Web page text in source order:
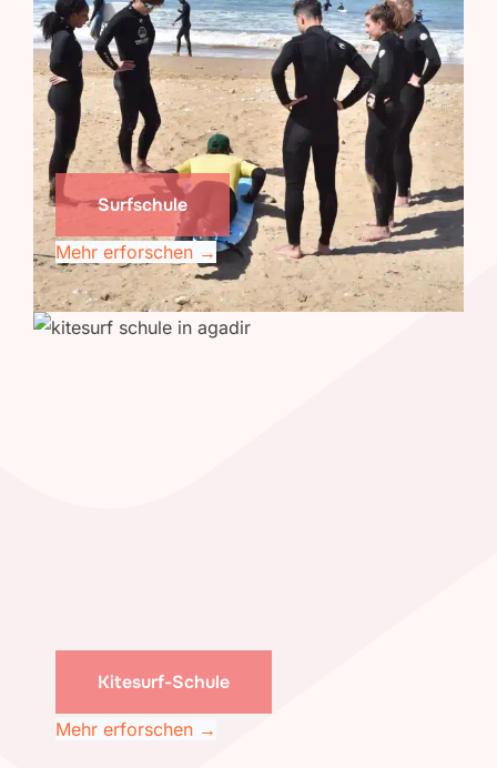
Surfschule
Mehr erforschen →
Kitesurf-Schule
Mehr erforschen →